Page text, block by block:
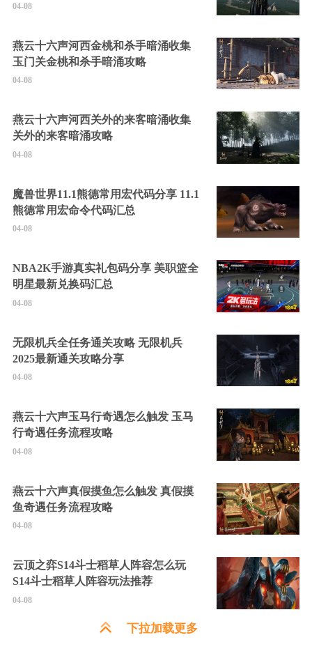
04-08
燕云十六声河西金桃和杀手暗涌收集
玉门关金桃和杀手暗涌攻略
04-08
燕云十六声河西关外的来客暗涌收集
关外的来客暗涌攻略
04-08
魔兽世界11.1熊德常用宏代码分享 11.1
熊德常用宏命令代码汇总
04-08
NBA2K手游真实礼包码分享 美职篮全
明星最新兑换码汇总
04-08
无限机兵全任务通关攻略 无限机兵
2025最新通关攻略分享
04-08
燕云十六声玉马行奇遇怎么触发 玉马
行奇遇任务流程攻略
04-08
燕云十六声真假摸鱼怎么触发 真假摸
鱼奇遇任务流程攻略
04-08
云顶之弈S14斗士稻草人阵容怎么玩
S14斗士稻草人阵容玩法推荐
04-08
下拉加载更多